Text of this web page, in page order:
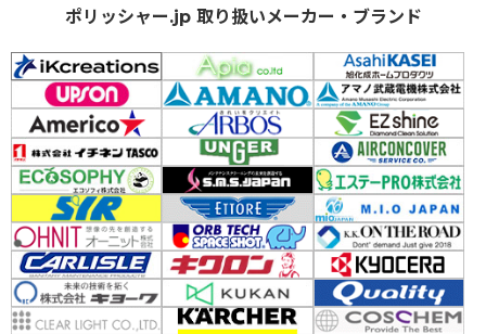
ポリッシャー.jp 取り扱いメーカー・ブランド